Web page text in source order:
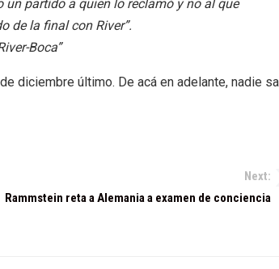
un partido a quien lo reclamó y no al que
de la final con River”.
Boca”
diciembre último. De acá en adelante, nadie
Next:
Rammstein reta a Alemania a examen de conciencia